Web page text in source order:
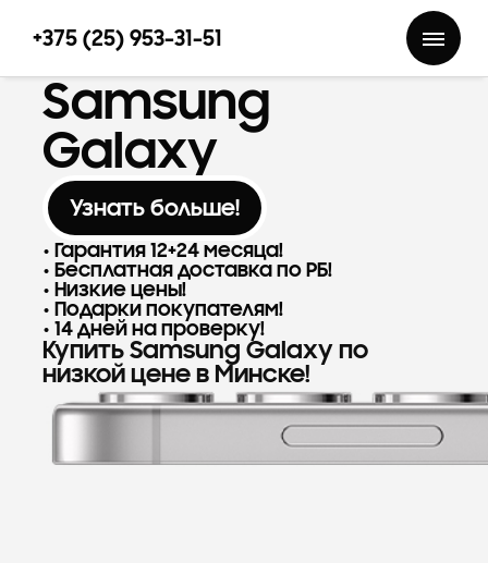
+375 (25) 953-31-51
Samsung
Galaxy
Узнать больше!
Гарантия 12+24 месяца!
Бесплатная доставка по РБ!
Низкие цены!
Подарки покупателям!
14 дней на проверку!
Купить Samsung Galaxy по
низкой цене в Минске!